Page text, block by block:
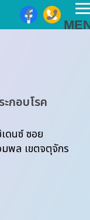
กอบโรค
ดนซ์ ซอย
พล เขตจตุจักร